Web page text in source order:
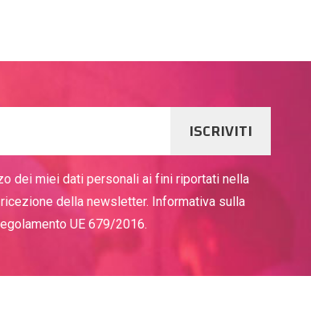
ISCRIVITI
dei miei dati personali ai fini riportati nella
della newsletter. Informativa sulla
UE 679/2016.